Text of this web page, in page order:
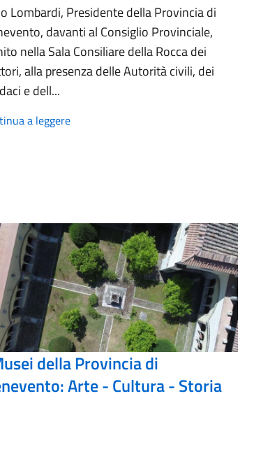
Lombardi, Presidente della Provincia di
davanti al Consiglio Provinciale,
nella Sala Consiliare della Rocca dei
alla presenza delle Autorità civili, dei
e dell...
a leggere
della Provincia di
Arte - Cultura - Storia